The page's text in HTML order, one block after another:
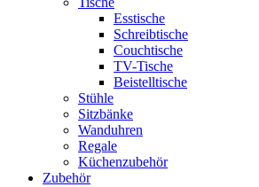
Esstische
Schreibtische
Couchtische
TV-Tische
Beistelltische
Stühle
Sitzbänke
Wanduhren
Regale
Küchenzubehör
Zubehör